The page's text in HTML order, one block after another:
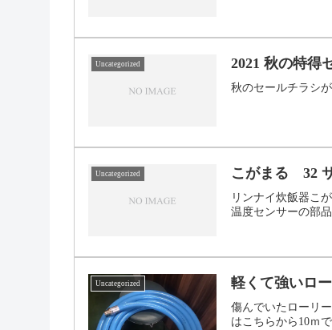
Uncategorized 2021 秋の特得
秋のセールチラシ
Uncategorized こがまる 32
リンナイ炊飯器こ
温度センサーの部
Uncategorized 軽くて強いロ
傷んでいたローリ
はこちらから10ｍ